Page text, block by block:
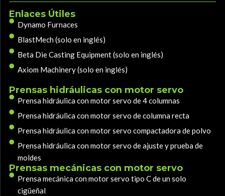
Enlaces Útiles
Dynamo Furnaces
BlastMech (solo en inglés)
Beta Die Casting Equipment (solo en inglés)
Axiom Machinery (solo en inglés)
Prensas hidráulicas con motor servo
Prensa hidráulica con motor servo de 4 columnas
Prensa hidráulica con motor servo de columna recta
Prensa hidráulica con motor servo compactadora de polvo
Prensa hidráulica con motor servo de ajuste y prueba de
moldes
Prensas mecánicas con motor servo
Prensa mecánica con motor servo tipo C de un solo
cigüeñal